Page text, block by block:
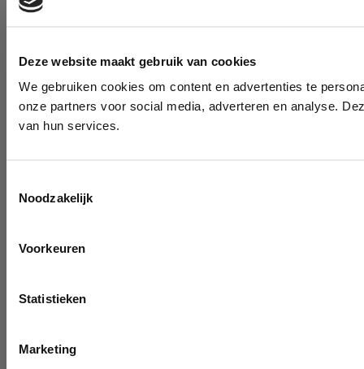
Deze website maakt gebruik van cookies
We gebruiken cookies om content en advertenties te
onze partners voor social media, adverteren en analyse.
van hun services.
Noodzakelijk
Voorkeuren
Statistieken
Marketing